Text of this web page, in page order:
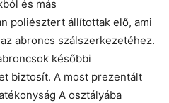
és más
poliésztert állítottak elő, ami
abroncs szálszerkezetéhez.
későbbi
biztosít. A most prezentált
A osztályába